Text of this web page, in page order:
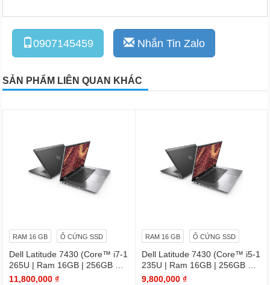
0907145459 Nhắn Tin Zalo
SẢN PHẨM LIÊN QUAN KHÁC
RAM 16 GB Ổ CỨNG SSD
Dell Latitude 7430 (Core™ i7-1
265U | Ram 16GB | 256GB SS
D | 14.0inch FHD)
11,800,000 ₫
RAM 16 GB Ổ CỨNG SSD
Dell Latitude 7430 (Core™ i5-1
235U | Ram 16GB | 256GB SS
D | 14.0inch FHD)
9,800,000 ₫